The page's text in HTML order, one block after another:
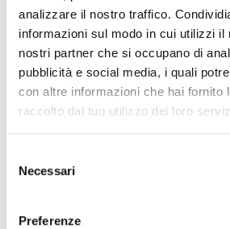
analizzare il nostro traffico.
informazioni sul modo in cui utilizzi il
nostri partner che si occupano di
pubblicità e social media, i quali
con altre informazioni che hai fornito
raccolto dal tuo utilizzo dei loro
delNecessari
Preferenze
une utilisation dans les
commerciaux, les zones
centres sportifs et les espaces
allient un design élégant à
audio fiables.